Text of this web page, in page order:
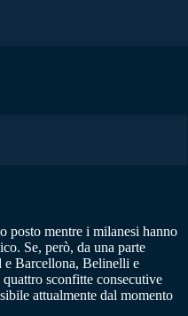
posto mentre i milanesi hanno
Se, però, da una parte
e Barcellona, Belinelli e
sconfitte consecutive
attualmente dal momento